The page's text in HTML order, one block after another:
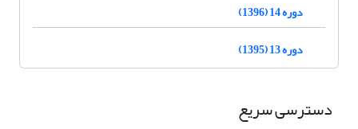
دوره 14 (1396)
دوره 13 (1395)
دسترسی سریع